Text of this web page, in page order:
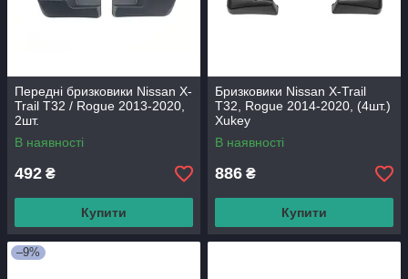
Передні бризковики Nissan X-
Trail T32 / Rogue 2013-2020,
2шт.
В наявності
492 ₴
Купити
Бризковики Nissan X-Trail
T32, Rogue 2014-2020, (4шт.)
Xukey
В наявності
886 ₴
Купити
–9%